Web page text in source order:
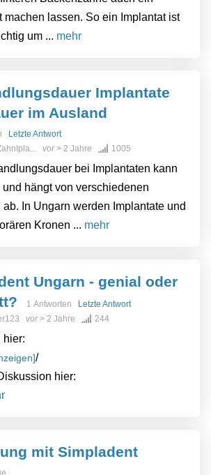
machen lassen. So ein Implantat ist
um ... mehr
Implantate
im Ausland
Letzte Antwort
vor> 2 Jahre 1005
bei Implantaten kann
hängt von verschiedenen
ab. In Ungarn werden Implantate und
Kronen ... mehr
Ungarn - genial oder
1 Antworten
Letzte Antwort
vor> 2 Jahre 244
hier:
/
hier:
mit Simpladent